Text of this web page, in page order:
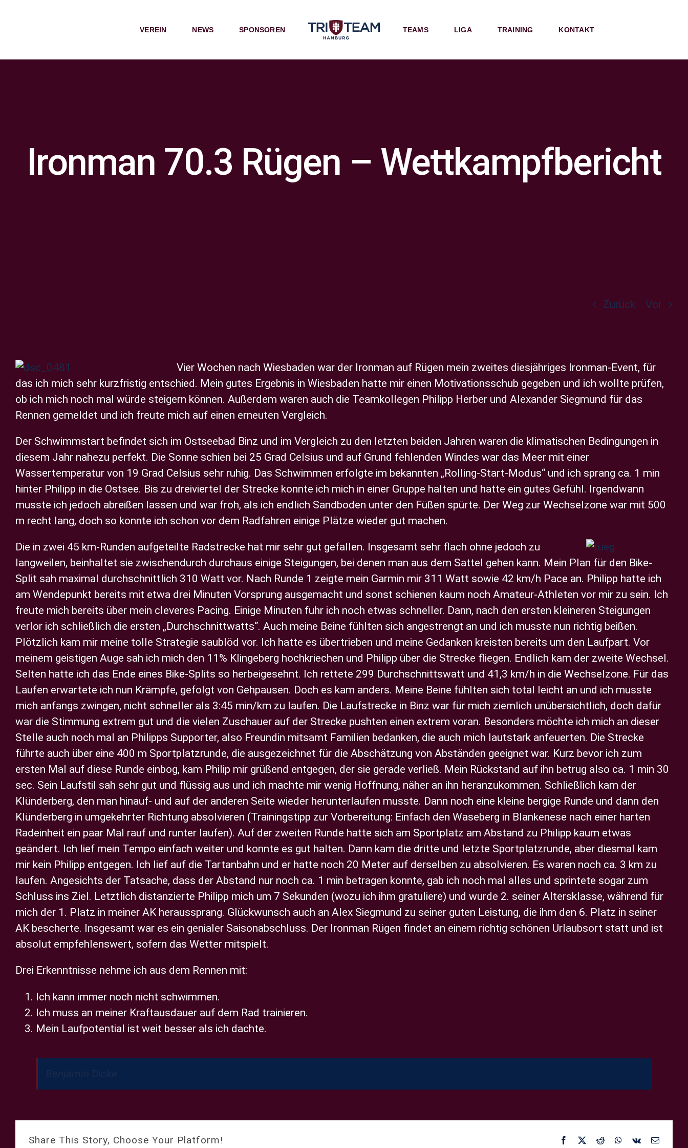
VEREIN NEWS SPONSOREN TEAMS LIGA TRAINING KONTAKT
Ironman 70.3 Rügen – Wettkampfbericht
Zurück Vor
grösseres
Bild
Vier Wochen nach Wiesbaden war der Ironman auf Rügen mein zweites diesjähriges Ironman-Event, für
das ich mich sehr kurzfristig entschied. Mein gutes Ergebnis in Wiesbaden hatte mir einen Motivationsschub gegeben und ich wollte prüfen,
ob ich mich noch mal würde steigern können. Außerdem waren auch die Teamkollegen Philipp Herber und Alexander Siegmund für das
Rennen gemeldet und ich freute mich auf einen erneuten Vergleich.
Der Schwimmstart befindet sich im Ostseebad Binz und im Vergleich zu den letzten beiden Jahren waren die klimatischen Bedingungen in
diesem Jahr nahezu perfekt. Die Sonne schien bei 25 Grad Celsius und auf Grund fehlenden Windes war das Meer mit einer
Wassertemperatur von 19 Grad Celsius sehr ruhig. Das Schwimmen erfolgte im bekannten „Rolling-Start-Modus“ und ich sprang ca. 1 min
hinter Philipp in die Ostsee. Bis zu dreiviertel der Strecke konnte ich mich in einer Gruppe halten und hatte ein gutes Gefühl. Irgendwann
musste ich jedoch abreißen lassen und war froh, als ich endlich Sandboden unter den Füßen spürte. Der Weg zur Wechselzone war mit 500
m recht lang, doch so konnte ich schon vor dem Radfahren einige Plätze wieder gut machen.
Die in zwei 45 km-Runden aufgeteilte Radstrecke hat mir sehr gut gefallen. Insgesamt sehr flach ohne jedoch zu
langweilen, beinhaltet sie zwischendurch durchaus einige Steigungen, bei denen man aus dem Sattel gehen kann. Mein Plan für den Bike-
Split sah maximal durchschnittlich 310 Watt vor. Nach Runde 1 zeigte mein Garmin mir 311 Watt sowie 42 km/h Pace an. Philipp hatte ich
am Wendepunkt bereits mit etwa drei Minuten Vorsprung ausgemacht und sonst schienen kaum noch Amateur-Athleten vor mir zu sein. Ich
freute mich bereits über mein cleveres Pacing. Einige Minuten fuhr ich noch etwas schneller. Dann, nach den ersten kleineren Steigungen
verlor ich schließlich die ersten „Durchschnittwatts“. Auch meine Beine fühlten sich angestrengt an und ich musste nun richtig beißen.
Plötzlich kam mir meine tolle Strategie saublöd vor. Ich hatte es übertrieben und meine Gedanken kreisten bereits um den Laufpart. Vor
meinem geistigen Auge sah ich mich den 11% Klingeberg hochkriechen und Philipp über die Strecke fliegen. Endlich kam der zweite Wechsel.
Selten hatte ich das Ende eines Bike-Splits so herbeigesehnt. Ich rettete 299 Durchschnittswatt und 41,3 km/h in die Wechselzone. Für das
Laufen erwartete ich nun Krämpfe, gefolgt von Gehpausen. Doch es kam anders. Meine Beine fühlten sich total leicht an und ich musste
mich anfangs zwingen, nicht schneller als 3:45 min/km zu laufen. Die Laufstrecke in Binz war für mich ziemlich unübersichtlich, doch dafür
war die Stimmung extrem gut und die vielen Zuschauer auf der Strecke pushten einen extrem voran. Besonders möchte ich mich an dieser
Stelle auch noch mal an Philipps Supporter, also Freundin mitsamt Familien bedanken, die auch mich lautstark anfeuerten. Die Strecke
führte auch über eine 400 m Sportplatzrunde, die ausgezeichnet für die Abschätzung von Abständen geeignet war. Kurz bevor ich zum
ersten Mal auf diese Runde einbog, kam Philip mir grüßend entgegen, der sie gerade verließ. Mein Rückstand auf ihn betrug also ca. 1 min 30
sec. Sein Laufstil sah sehr gut und flüssig aus und ich machte mir wenig Hoffnung, näher an ihn heranzukommen. Schließlich kam der
Klünderberg, den man hinauf- und auf der anderen Seite wieder herunterlaufen musste. Dann noch eine kleine bergige Runde und dann den
Klünderberg in umgekehrter Richtung absolvieren (Trainingstipp zur Vorbereitung: Einfach den Waseberg in Blankenese nach einer harten
Radeinheit ein paar Mal rauf und runter laufen). Auf der zweiten Runde hatte sich am Sportplatz am Abstand zu Philipp kaum etwas
geändert. Ich lief mein Tempo einfach weiter und konnte es gut halten. Dann kam die dritte und letzte Sportplatzrunde, aber diesmal kam
mir kein Philipp entgegen. Ich lief auf die Tartanbahn und er hatte noch 20 Meter auf derselben zu absolvieren. Es waren noch ca. 3 km zu
laufen. Angesichts der Tatsache, dass der Abstand nur noch ca. 1 min betragen konnte, gab ich noch mal alles und sprintete sogar zum
Schluss ins Ziel. Letztlich distanzierte Philipp mich um 7 Sekunden (wozu ich ihm gratuliere) und wurde 2. seiner Altersklasse, während für
mich der 1. Platz in meiner AK heraussprang. Glückwunsch auch an Alex Siegmund zu seiner guten Leistung, die ihm den 6. Platz in seiner
AK bescherte. Insgesamt war es ein genialer Saisonabschluss. Der Ironman Rügen findet an einem richtig schönen Urlaubsort statt und ist
absolut empfehlenswert, sofern das Wetter mitspielt.
Drei Erkenntnisse nehme ich aus dem Rennen mit:
Ich kann immer noch nicht schwimmen.
Ich muss an meiner Kraftausdauer auf dem Rad trainieren.
Mein Laufpotential ist weit besser als ich dachte.
Share This Story, Choose Your Platform! Facebook
X RedditWhatsApp
Vk
E-